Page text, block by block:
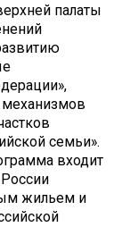
палаты
семьи».
входит
жильем и